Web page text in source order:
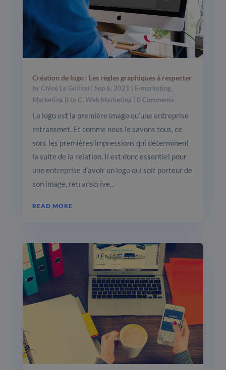
Création de logo : Les règles graphiques à respecter
by Chloé Le Guillou Sep 6, 2021 E-marketing,
Marketing B to C, Web Marketing | 0 Comments
Le logo est la première image qu’une entreprise
retransmet. Et comme nous le savons tous, ce
sont les premières impressions qui déterminent
la suite de la relation. Il est donc essentiel pour
une entreprise d’avoir un logo qui soit porteur de
son image, retranscrive...
READ MORE